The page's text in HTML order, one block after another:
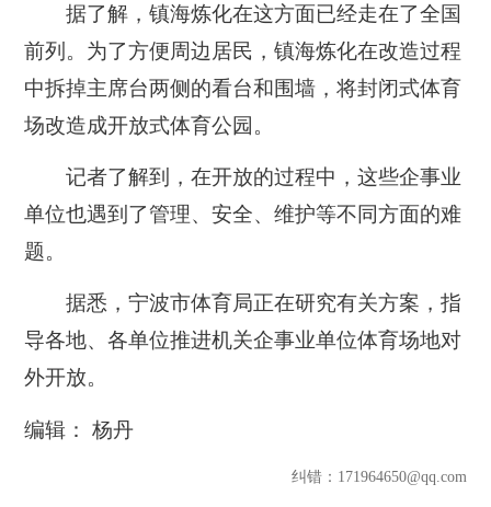
据了解，镇海炼化在这方面已经走在了全国
前列。为了方便周边居民，镇海炼化在改造过程
中拆掉主席台两侧的看台和围墙，将封闭式体育
场改造成开放式体育公园。
记者了解到，在开放的过程中，这些企事业
单位也遇到了管理、安全、维护等不同方面的难
题。
据悉，宁波市体育局正在研究有关方案，指
导各地、各单位推进机关企事业单位体育场地对
外开放。
编辑： 杨丹
纠错：171964650@qq.com